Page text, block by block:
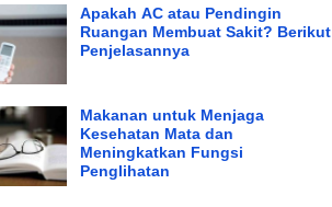
Apakah AC atau Pendingin
Ruangan Membuat Sakit? Berikut
Penjelasannya
Makanan untuk Menjaga
Kesehatan Mata dan
Meningkatkan Fungsi
Penglihatan